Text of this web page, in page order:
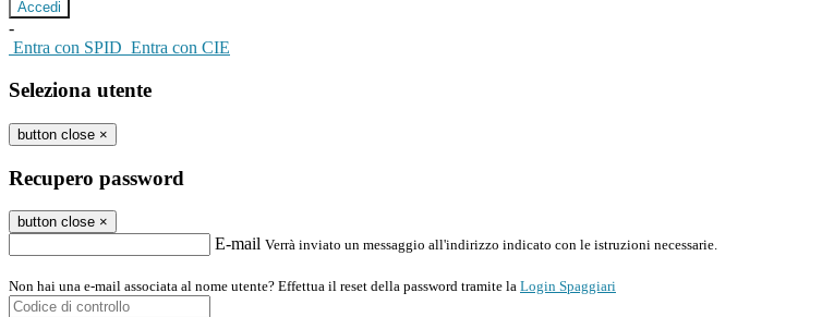
-
Entra con SPID Entra con CIE
Seleziona utente
button close ×
Recupero password
button close ×
E-mail Verrà inviato un messaggio all'indirizzo indicato con le istruzioni necessarie.
Non hai una e-mail associata al nome utente? Effettua il reset della password tramite la Login Spaggiari